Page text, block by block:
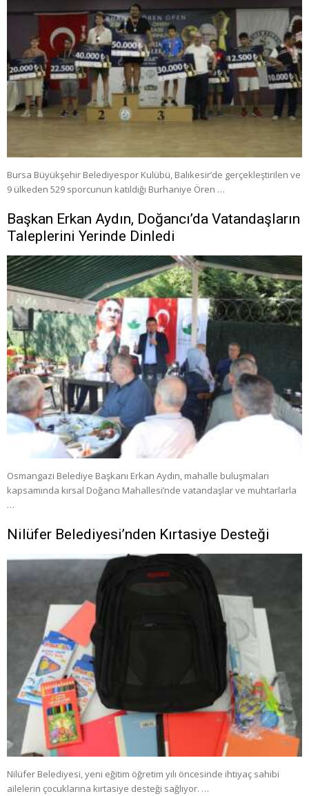
Bursa Büyükşehir Belediyespor Kulübü, Balıkesir’de gerçekleştirilen ve
9 ülkeden 529 sporcunun katıldığı Burhaniye Ören …
Başkan Erkan Aydın, Doğancı’da Vatandaşların
Taleplerini Yerinde Dinledi
Osmangazi Belediye Başkanı Erkan Aydın, mahalle buluşmaları
kapsamında kırsal Doğancı Mahallesi’nde vatandaşlar ve muhtarlarla
…
Nilüfer Belediyesi’nden Kırtasiye Desteği
Nilüfer Belediyesi, yeni eğitim öğretim yılı öncesinde ihtiyaç sahibi
ailelerin çocuklarına kırtasiye desteği sağlıyor. …